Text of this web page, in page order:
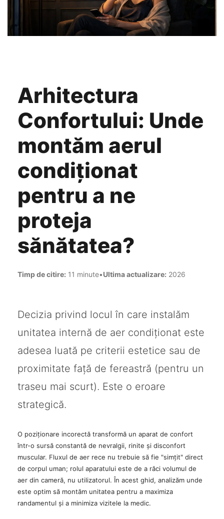
Accesorii
Arhitectura
Confortului: Unde
montăm aerul
condiționat
pentru a ne
proteja
sănătatea?
Timp de citire: 11 minute•Ultima actualizare: 2026
Decizia privind locul în care instalăm
unitatea internă de aer condiționat este
adesea luată pe criterii estetice sau de
proximitate față de fereastră (pentru un
traseu mai scurt). Este o eroare
strategică.
O poziționare incorectă transformă un aparat de confort
într-o sursă constantă de nevralgii, rinite și disconfort
muscular. Fluxul de aer rece nu trebuie să fie "simțit" direct
de corpul uman; rolul aparatului este de a răci volumul de
aer din cameră, nu utilizatorul. În acest ghid, analizăm unde
este optim să montăm unitatea pentru a maximiza
randamentul și a minimiza vizitele la medic.